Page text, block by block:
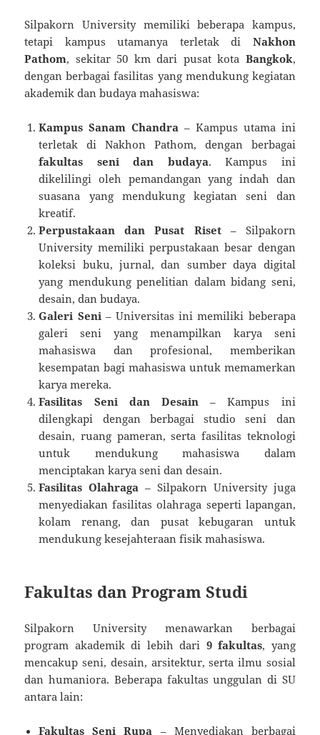
Silpakorn University memiliki beberapa kampus,
tetapi kampus utamanya terletak di Nakhon
Pathom, sekitar 50 km dari pusat kota Bangkok,
dengan berbagai fasilitas yang mendukung kegiatan
akademik dan budaya mahasiswa:
Kampus Sanam Chandra – Kampus utama ini
terletak di Nakhon Pathom, dengan berbagai
fakultas seni dan budaya. Kampus ini
dikelilingi oleh pemandangan yang indah dan
suasana yang mendukung kegiatan seni dan
kreatif.
Perpustakaan dan Pusat Riset– Silpakorn
University memiliki perpustakaan besar dengan
koleksi buku, jurnal, dan sumber daya digital
yang mendukung penelitian dalam bidang seni,
desain, dan budaya.
Galeri Seni– Universitas ini memiliki beberapa
galeri seni yang menampilkan karya seni
mahasiswa dan profesional, memberikan
kesempatan bagi mahasiswa untuk memamerkan
karya mereka.
Fasilitas Seni dan Desain – Kampus ini
dilengkapi dengan berbagai studio seni dan
desain, ruang pameran, serta fasilitas teknologi
untuk mendukung mahasiswa dalam
menciptakan karya seni dan desain.
Fasilitas Olahraga – Silpakorn University juga
menyediakan fasilitas olahraga seperti lapangan,
kolam renang, dan pusat kebugaran untuk
mendukung kesejahteraan fisik mahasiswa.
Fakultas dan Program Studi
Silpakorn University menawarkan berbagai
program akademik di lebih dari 9 fakultas, yang
mencakup seni, desain, arsitektur, serta ilmu sosial
dan humaniora. Beberapa fakultas unggulan di SU
antara lain:
Fakultas Seni Rupa – Menyediakan berbagai